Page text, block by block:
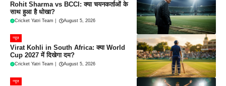
Rohit Sharma vs BCCI: क्या चयनकर्ताओं के
साथ हुआ है धोखा?
Cricket Yatri Team August 5, 2026
न्यूज
Virat Kohli in South Africa: क्या World
Cup 2027 में दिखेगा दम?
Cricket Yatri Team August 5, 2026
न्यूज